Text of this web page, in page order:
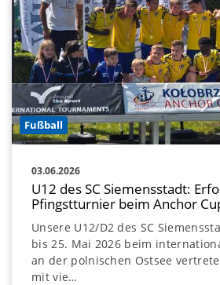
Fußball
03.06.2026
U12 des SC Siemensstadt:
Pfingstturnier beim Anchor
Unsere U12/D2 des SC
bis 25. Mai 2026 beim
an der polnischen Ostsee
mit vie…